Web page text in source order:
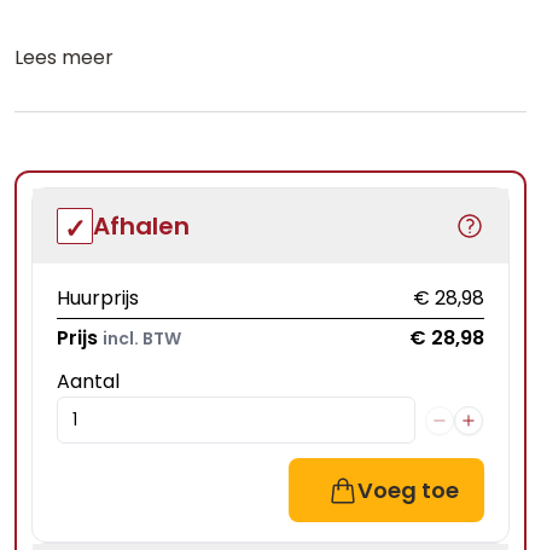
Lees meer
Afhalen
Huurprijs
€ 28,98
Prijs incl. BTW
€ 28,98
Aantal
Voeg toe